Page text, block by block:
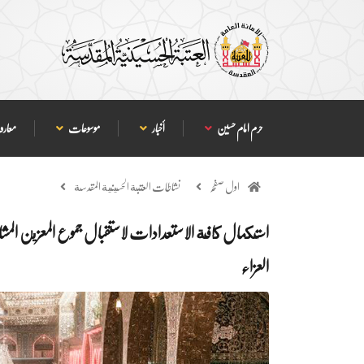
حرم امام حسین أخبار موسوعات
اول صفحہ نشاطات العتبة الحسينية المقدسة
استكمال كافة الاستعدادات لاستقبال جموع
العزاء